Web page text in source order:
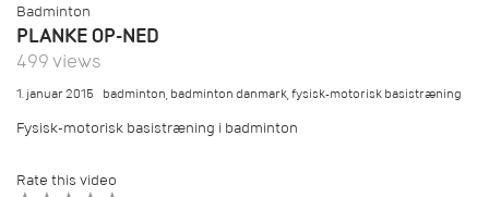
Badminton
PLANKE OP-NED
499 views
1. januar 2015 badminton,badminton danmark,fysisk-motorisk basistræning
Fysisk-motorisk basistræning i badminton
Rate this video